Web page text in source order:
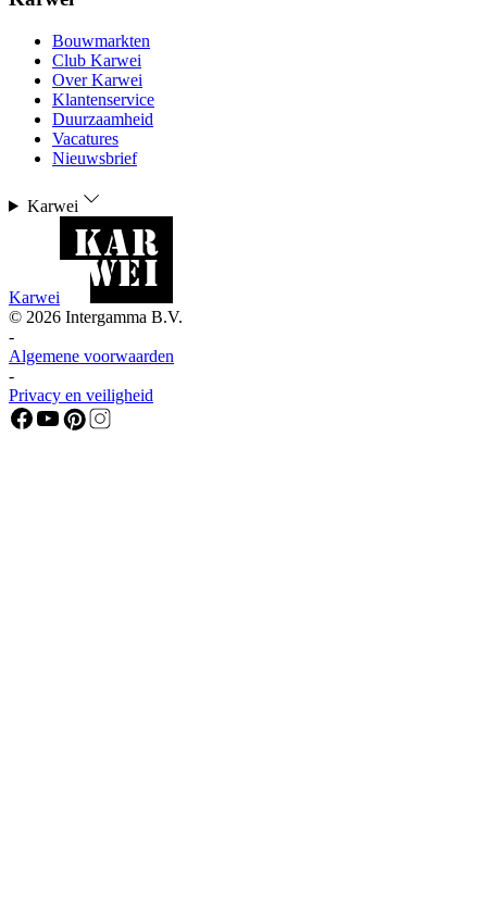
Bouwmarkten
Club Karwei
Over Karwei
Klantenservice
Duurzaamheid
Vacatures
Nieuwsbrief
Karwei
Karwei
© 2026 Intergamma B.V.
-
Algemene voorwaarden
-
Privacy en veiligheid